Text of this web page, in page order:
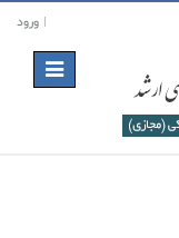
ورود
Toggle
navigation